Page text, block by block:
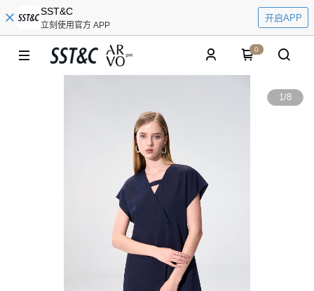
SST&C
立刻使用官方 APP
开启APP
0
1/8